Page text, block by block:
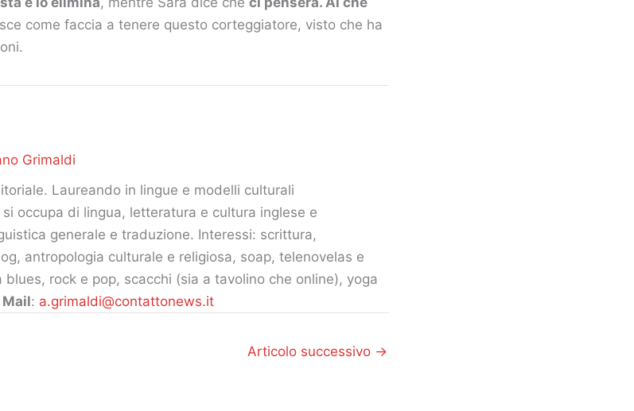
come faccia a tenere questo corteggiatore, visto che ha
Grimaldi
Laureando in lingue e modelli culturali
si occupa di lingua, letteratura e cultura inglese e
generale e traduzione. Interessi: scrittura,
antropologia culturale e religiosa, soap, telenovelas e
blues, rock e pop, scacchi (sia a tavolino che online), yoga
Mail: a.grimaldi@contattonews.it
Articolo successivo →